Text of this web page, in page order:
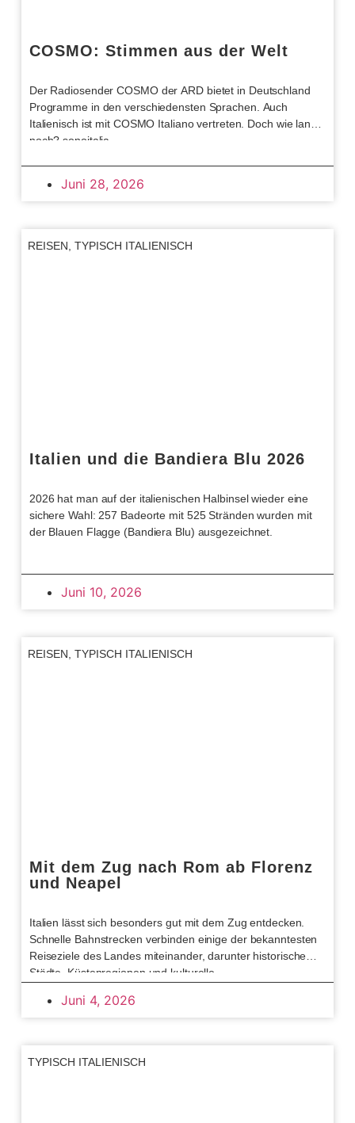
COSMO: Stimmen aus der Welt
Der Radiosender COSMO der ARD bietet in Deutschland
Programme in den verschiedensten Sprachen. Auch
Italienisch ist mit COSMO Italiano vertreten. Doch wie lange
noch? sonoitalia
Juni 28, 2026
REISEN TYPISCH ITALIENISCH
Italien und die Bandiera Blu 2026
2026 hat man auf der italienischen Halbinsel wieder eine
sichere Wahl: 257 Badeorte mit 525 Stränden wurden mit
der Blauen Flagge (Bandiera Blu) ausgezeichnet.
Juni 10, 2026
REISEN TYPISCH ITALIENISCH
Mit dem Zug nach Rom ab Florenz
und Neapel
Italien lässt sich besonders gut mit dem Zug entdecken.
Schnelle Bahnstrecken verbinden einige der bekanntesten
Reiseziele des Landes miteinander, darunter historische
Städte, Küstenregionen und kulturelle
Juni 4, 2026
TYPISCH ITALIENISCH